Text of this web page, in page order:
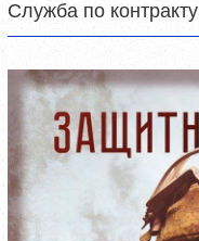
Служба по контракту